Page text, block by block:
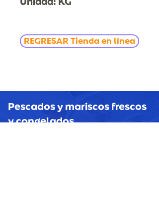
REGRESAR Tienda en línea
Pescados y mariscos frescos
y congelados